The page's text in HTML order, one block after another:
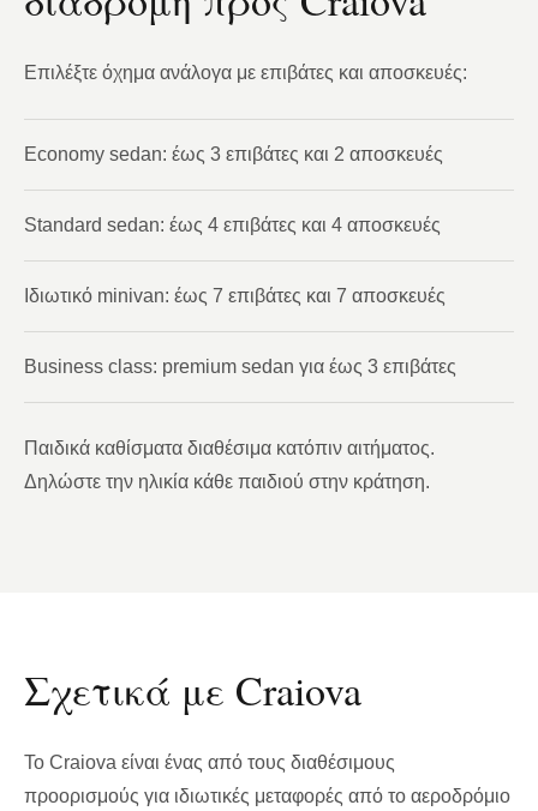
Επιλέξτε όχημα ανάλογα με επιβάτες και αποσκευές:
Economy sedan: έως 3 επιβάτες και 2 αποσκευές
Standard sedan: έως 4 επιβάτες και 4 αποσκευές
Ιδιωτικό minivan: έως 7 επιβάτες και 7 αποσκευές
Business class: premium sedan για έως 3 επιβάτες
Παιδικά καθίσματα διαθέσιμα κατόπιν αιτήματος.
Δηλώστε την ηλικία κάθε παιδιού στην κράτηση.
Σχετικά με Craiova
Το Craiova είναι ένας από τους διαθέσιμους
προορισμούς για ιδιωτικές μεταφορές από το αεροδρόμιο